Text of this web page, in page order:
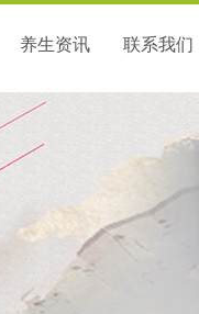
养生资讯 联系我们